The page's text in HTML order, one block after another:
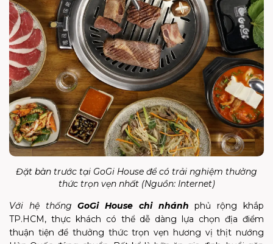
Đặt bàn trước tại GoGi House để có trải nghiệm thưởng
thức trọn vẹn nhất (Nguồn: Internet)
Với hệ thốngGoGi House chi nhánh phủ rộng khắp
TP.HCM, thực khách có thể dễ dàng lựa chọn địa điểm
thuận tiện để thưởng thức trọn vẹn hương vị thịt nướng